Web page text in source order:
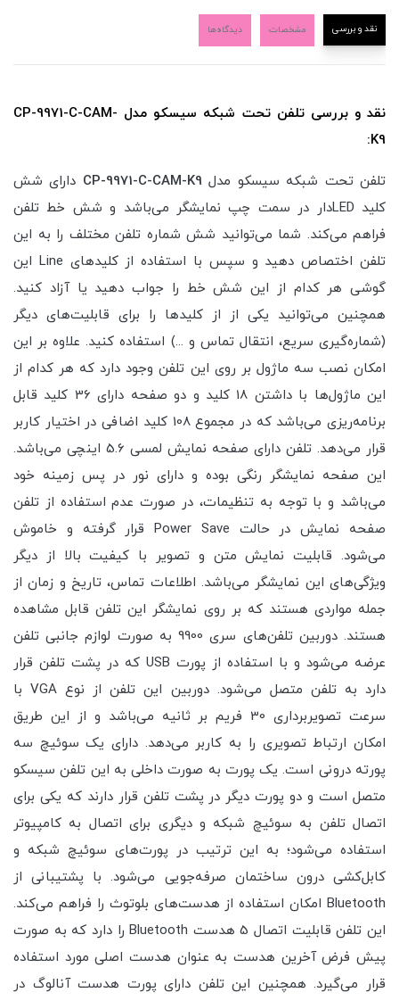
نقد و بررسی مشخصات دیدگاه‌ها
نقد و بررسی تلفن تحت شبکه سیسکو مدل CP-9971-C-CAM-
K9:
تلفن تحت شبکه سیسکو مدل CP-9971-C-CAM-K9 دارای شش
کلید LEDدار در سمت چپ نمایشگر می‌باشد و شش خط تلفن
فراهم می‌کند. شما می‌توانید شش شماره تلفن مختلف را به این
تلفن اختصاص دهید و سپس با استفاده از کلیدهای Line این
گوشی هر کدام از این شش خط را جواب دهید یا آزاد کنید.
همچنین می‌توانید یکی از از کلیدها را برای قابلیت‌های دیگر
(شماره‌گیری سریع، انتقال تماس و ...) استفاده کنید. علاوه بر این
امکان نصب سه ماژول بر روی این تلفن وجود دارد که هر کدام از
این ماژول‌ها با داشتن 18 کلید و دو صفحه دارای 36 کلید قابل
برنامه‌ریزی می‌باشد که در مجموع 108 کلید اضافی در اختیار کاربر
قرار می‌دهد. تلفن دارای صفحه نمایش لمسی 5.6 اینچی می‌باشد.
این صفحه نمایشگر رنگی بوده و دارای نور در پس زمینه خود
می‌باشد و با توجه به تنظیمات، در صورت عدم استفاده از تلفن
صفحه نمایش در حالت Power Save قرار گرفته و خاموش
می‌شود. قابلیت نمایش متن و تصویر با کیفیت بالا از دیگر
ویژگی‌های این نمایشگر می‌باشد. اطلاعات تماس، تاریخ و زمان از
جمله مواردی هستند که بر روی نمایشگر این تلفن قابل مشاهده
هستند. دوربین تلفن‌های سری 9900 به صورت لوازم جانبی تلفن
عرضه می‌شود و با استفاده از پورت USB که در پشت تلفن قرار
دارد به تلفن متصل می‌شود. دوربین این تلفن از نوع VGA با
سرعت تصویربرداری 30 فریم بر ثانیه می‌باشد و از این طریق
امکان ارتباط تصویری را به کاربر می‌دهد. دارای یک سوئیچ سه
پورته درونی است. یک پورت به صورت داخلی به این تلفن سیسکو
متصل است و دو پورت دیگر در پشت تلفن قرار دارند که یکی برای
اتصال تلفن به سوئیچ شبکه و دیگری برای اتصال به کامپیوتر
استفاده می‌شود؛ به این ترتیب در پورت‌های سوئیچ شبکه و
کابل‌کشی درون ساختمان صرفه‌جویی می‌شود. با پشتیبانی از
Bluetooth امکان استفاده از هدست‌های بلوتوث را فراهم می‌کند.
این تلفن قابلیت اتصال 5 هدست Bluetooth را دارد که به صورت
پیش فرض آخرین هدست به عنوان هدست اصلی مورد استفاده
قرار می‌گیرد. همچنین این تلفن دارای پورت هدست آنالوگ در